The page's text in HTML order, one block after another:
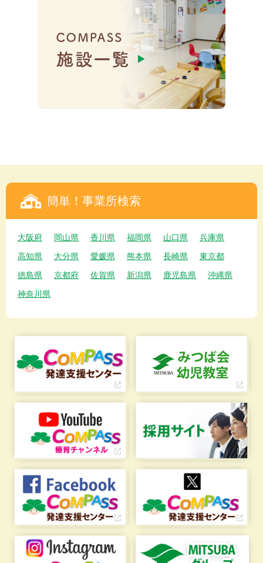
簡単！事業所検索
大阪府 岡山県 香川県 福岡県 山口県
兵庫県
高知県
大分県 愛媛県 熊本県 長崎県
東京都
徳島県
京都府 佐賀県 新潟県 鹿児島県
沖縄県
神奈川県